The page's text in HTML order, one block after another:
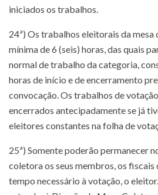
iniciados os trabalhos.
24ª) Os trabalhos eleitorais da
mínima de 6 (seis) horas, das quais
normal de trabalho da categoria,
horas de início e de encerramento
convocação. Os trabalhos de
encerrados antecipadamente se já
eleitores constantes na folha de
25ª) Somente poderão permanecer
coletora os seus membros, os fiscais
tempo necessário à votação, o